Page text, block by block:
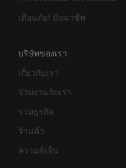
เตือนภัย! มิจฉาชีพ
บริษัทของเรา
เกี่ยวกับเรา
ร่วมงานกับเรา
ร่วมธุรกิจ
ร้านค้า
ความยั่งยืน